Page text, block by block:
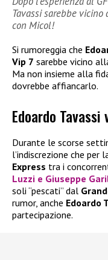
Tavassi sarebbe
con Micol!
Si rumoreggia che
Vip 7 sarebbe vicino
Ma non insieme alla
dovrebbe affiancarlo.
Edoardo
Durante le scorse
l’indiscrezione che per
Express tra i
Luzzi e Giuseppe
soli “pescati” dal
rumor, anche Edoardo
partecipazione.